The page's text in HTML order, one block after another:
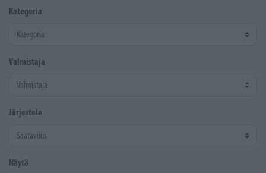
Kategoria
Valmistaja
Järjestele
Näytä